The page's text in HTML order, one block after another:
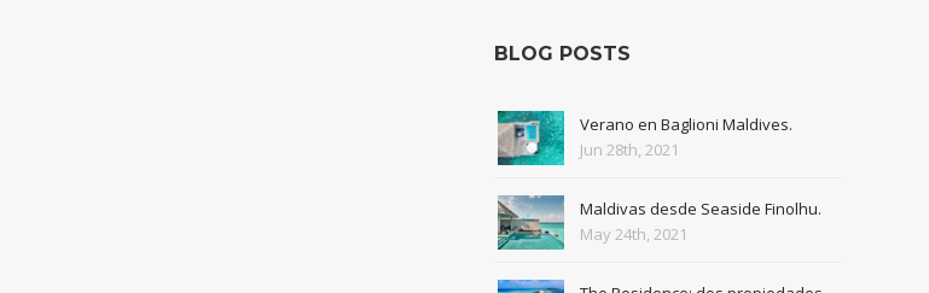
BLOG POSTS
Verano en Baglioni Maldives.
Jun 28th, 2021
Maldivas desde Seaside Finolhu.
May 24th, 2021